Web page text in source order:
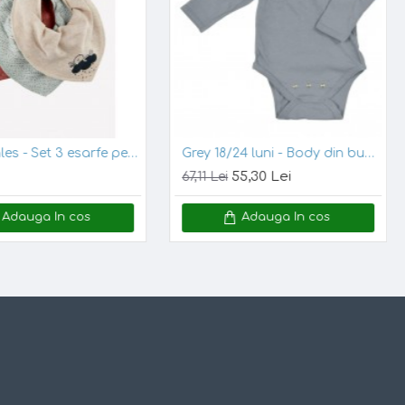
Bunny Tales - Set 3 esarfe pentru bebelusi - Pippi
Adauga In cos
Grey 18/24 luni - Body din bumbac organic cu extensie inclusa - iPlay
67,11 Lei 55,30 Lei
Adauga In cos